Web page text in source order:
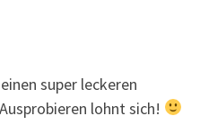
super leckeren
lohnt sich!